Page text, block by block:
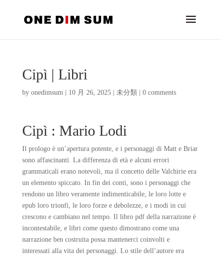
Cipì | Libri
by onedimsum| 10 月 26, 2025| 未分類 0 comments
Cipì : Mario Lodi
Il prologo è un’apertura potente, e i personaggi di Matt e Briar
sono affascinanti. La differenza di età e alcuni errori
grammaticali erano notevoli, ma il concetto delle Valchirie era
un elemento spiccato. In fin dei conti, sono i personaggi che
rendono un libro veramente indimenticabile, le loro lotte e
epub loro trionfi, le loro forze e debolezze, e i modi in cui
crescono e cambiano nel tempo. Il libro pdf della narrazione è
incontestabile, e libri come questo dimostrano come una
narrazione ben costruita possa mantenerci coinvolti e
interessati alla vita dei personaggi. Lo stile dell’autore era